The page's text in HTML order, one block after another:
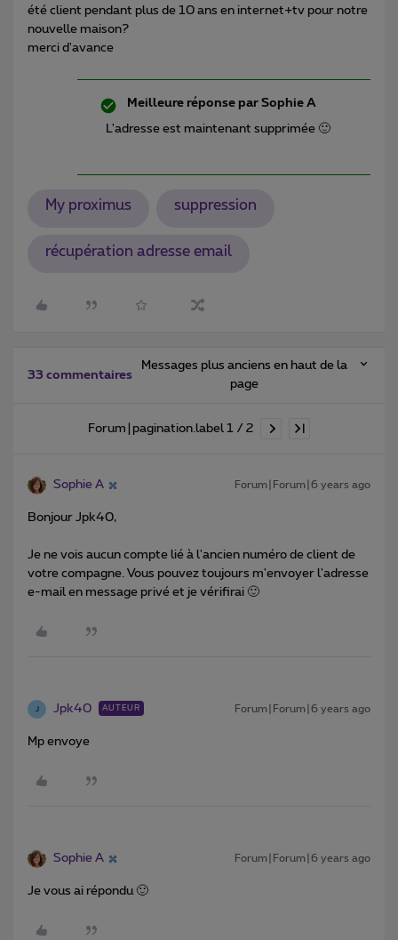
été client pendant plus de 10 ans en internet+tv pour notre
nouvelle maison?
merci d'avance
Meilleure réponse par Sophie A
L'adresse est maintenant supprimée 🙂
My proximus suppression
récupération adresse email
33 commentaires
Messages plus anciens en haut de la
page
Forum|pagination.label 1 / 2
Sophie A Forum|Forum|6 years ago
Bonjour Jpk40,
Je ne vois aucun compte lié à l'ancien numéro de client de
votre compagne. Vous pouvez toujours m'envoyer l'adresse
e-mail en message privé et je vérifirai 🙂
J Jpk40 AUTEUR Forum|Forum|6 years ago
Mp envoye
Sophie A Forum|Forum|6 years ago
Je vous ai répondu 🙂